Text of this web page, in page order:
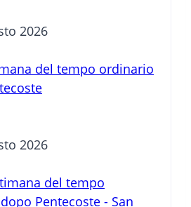
2026
del tempo ordinario
2026
del tempo
Pentecoste - San